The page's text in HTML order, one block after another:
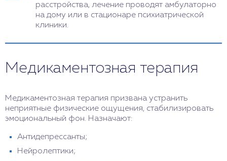
расстройства, лечение проводят амбулаторно
на дому или в стационаре психиатрической
клиники.
Медикаментозная терапия
Медикаментозная терапия призвана устранить
неприятные физические ощущения, стабилизировать
эмоциональный фон. Назначают:
Антидепрессанты;
Нейролептики;